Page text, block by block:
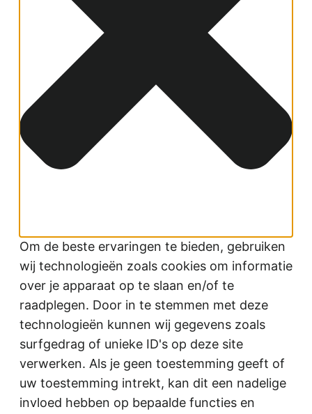
Om de beste ervaringen te bieden, gebruiken
wij technologieën zoals cookies om informatie
over je apparaat op te slaan en/of te
raadplegen. Door in te stemmen met deze
technologieën kunnen wij gegevens zoals
surfgedrag of unieke ID's op deze site
verwerken. Als je geen toestemming geeft of
uw toestemming intrekt, kan dit een nadelige
invloed hebben op bepaalde functies en